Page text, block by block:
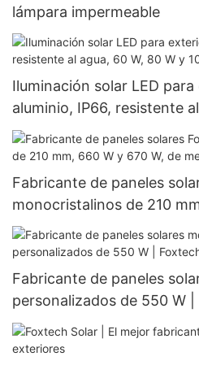
lámpara impermeable
Iluminación solar LED
aluminio, IP66, resistente
100 W.
Fabricante de paneles
monocristalinos de 210
medio corte y 132 celdas.
Fabricante de paneles
personalizados de 550 W